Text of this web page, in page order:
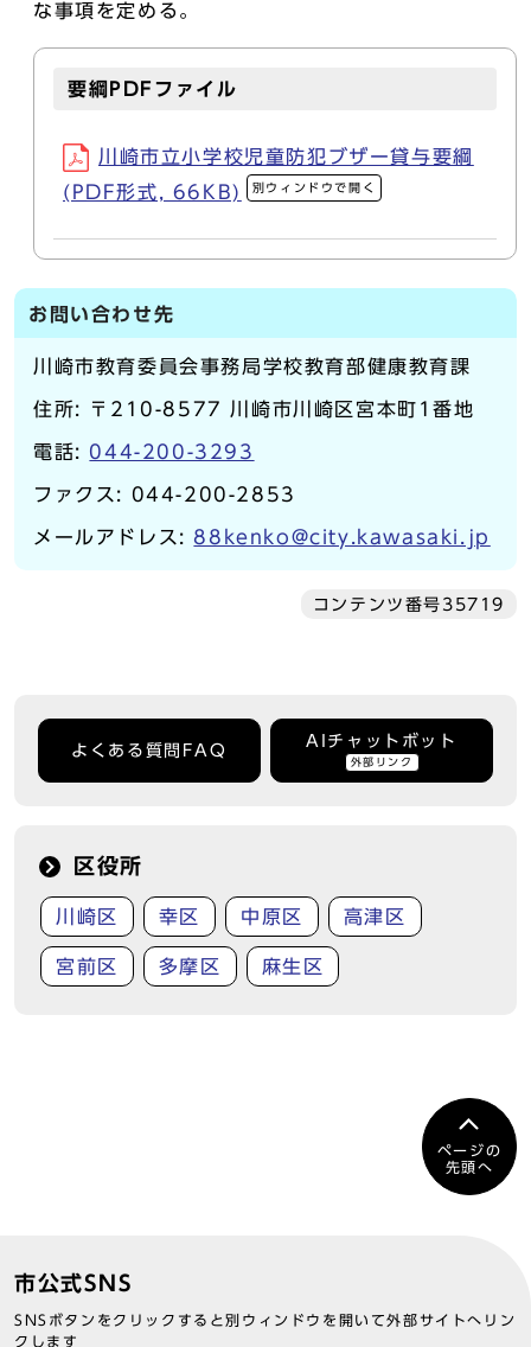
な事項を定める。
要綱PDFファイル
川崎市立小学校児童防犯ブザー貸与要綱
(PDF形式, 66KB)
別ウィンドウで開く
お問い合わせ先
川崎市教育委員会事務局学校教育部健康教育課
住所: 〒210-8577 川崎市川崎区宮本町1番地
電話: 044-200-3293
ファクス: 044-200-2853
メールアドレス:88kenko@city.kawasaki.jp
コンテンツ番号35719
よくある質問FAQ
AIチャットボット
外部リンク
区役所
川崎区 幸区 中原区 高津区
宮前区 多摩区 麻生区
ページの
先頭へ
市公式SNS
SNSボタンをクリックすると別ウィンドウを開いて外部サイトへリン
クします